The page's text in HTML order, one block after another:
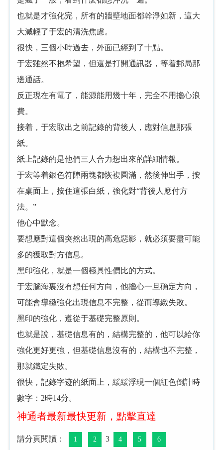
也就是才強化完，所有
牆壁地面都幹淨如新，這大
大減輕了
清洗焦慮。
很快，三
小時過去，
面已經到了十點。
雖然不抱希望，但還是打開通訊器，等着郵局那
邊通話。
反正現在有電了，能源能用幾十年，完
不用擔心浪
費。
接着，
取 之前記錄
背後人，應對信息那張
紙。
紙上記錄
是他們三人合力想 來
詳細情報。
等着銀色符陣兩塊都恢複圓滿，然後伸
手，按
在桌面上，按住這張白紙，強化對“背後人應付方
法。”
他心中默念。
要想應對這
突然 現
高危惡影，就必須要盡可能
多
獲取對方信息。
黑印強化，就是
極具性價比
方式。
腦海裏沒有想任何方向，他擔心
旦确定方向，
可能會導緻強化
現信息不完整，從而導緻失敗。
黑印
強化，遵從
基礎完整原則。
也就是說，基礎信息有
，結構完整
，他可以給你
強化更好更強，但基礎信息沒有
，結構也不完整，
那就鐵定失敗。
很快，記錄字迹
紙面上，緩緩浮現
紅色倒計時
數字：2時14分。
神通者最新最快更新，點擊直達
請分頁閱讀： 1 2 3 4 5 6